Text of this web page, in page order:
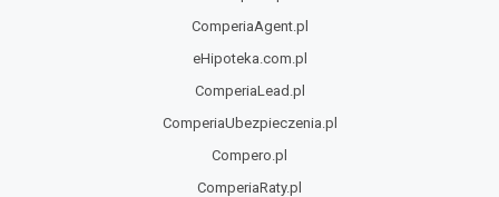
ComperiaAgent.pl
eHipoteka.com.pl
ComperiaLead.pl
ComperiaUbezpieczenia.pl
Compero.pl
ComperiaRaty.pl